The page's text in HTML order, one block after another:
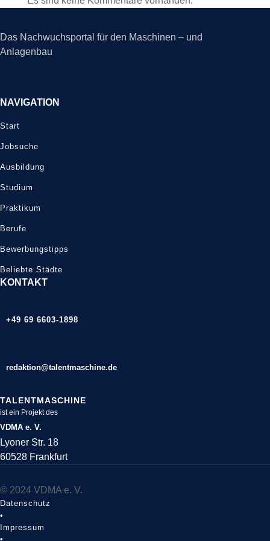
Das Nachwuchsportal für den Maschinen – und
Anlagenbau
NAVIGATION
Start
Jobsuche
Ausbildung
Studium
Praktikum
Berufe
Bewerbungstipps
Beliebte Städte
KONTAKT
+49 69 6603-1898
redaktion@talentmaschine.de
TALENTMASCHINE
ist ein Projekt des
VDMA e. V.
Lyoner Str. 18
60528 Frankfurt
© 2024 VDMA e. V.
Datenschutz
•
Impressum
•